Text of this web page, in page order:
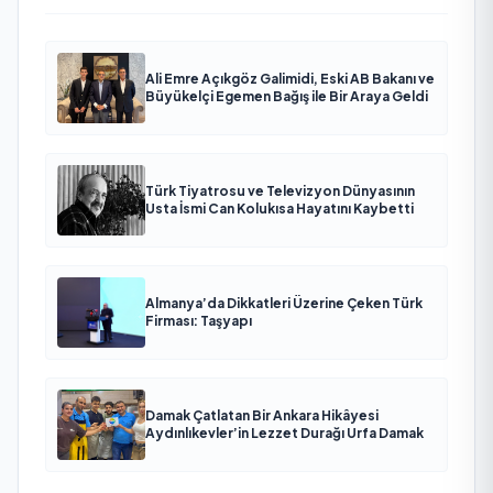
Ali Emre Açıkgöz Galimidi, Eski AB Bakanı ve
Büyükelçi Egemen Bağış ile Bir Araya Geldi
Türk Tiyatrosu ve Televizyon Dünyasının
Usta İsmi Can Kolukısa Hayatını Kaybetti
Almanya’da Dikkatleri Üzerine Çeken Türk
Firması: Taşyapı
Damak Çatlatan Bir Ankara Hikâyesi
Aydınlıkevler’in Lezzet Durağı Urfa Damak